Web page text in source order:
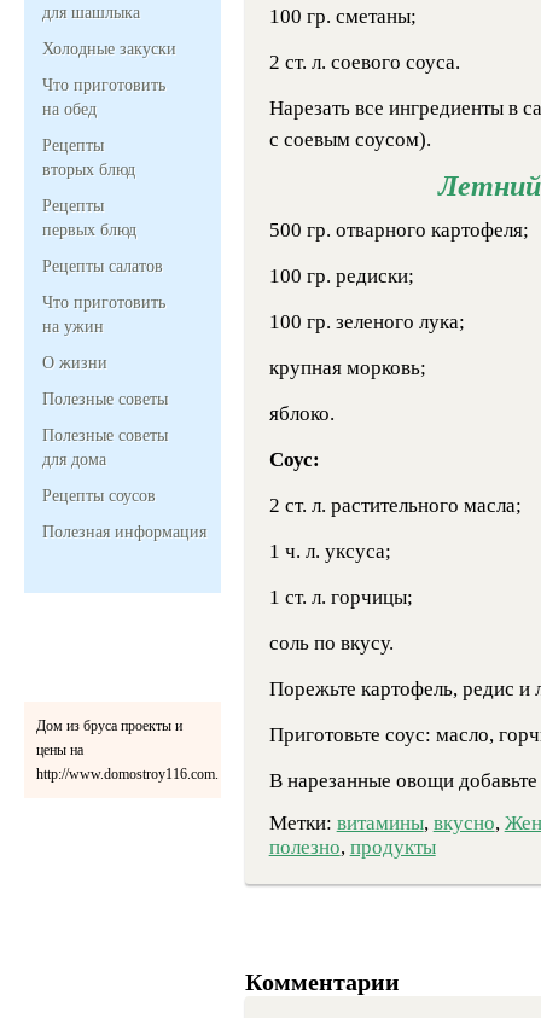
для шашлыка
Холодные закуски
Что приготовить
на обед
Рецепты
вторых блюд
Рецепты
первых блюд
Рецепты салатов
Что приготовить
на ужин
О жизни
Полезные советы
Полезные советы
для дома
Рецепты соусов
Полезная информация
Дом из бруса проекты и
цены на
http://www.domostroy116.com.
100 гр. сметаны;
2 ст. л. соевого соуса.
Нарезать все ингредиенты в
с соевым соусом).
500 гр. отварного картофеля;
100 гр. редиски;
100 гр. зеленого лука;
крупная морковь;
яблоко.
Соус:
2 ст. л. растительного масла;
1 ч. л. уксуса;
1 ст. л. горчицы;
соль по вкусу.
Порежьте картофель, редис и
Приготовьте соус: масло,
В нарезанные овощи добавьте
Метки: витамины, вкусно,
полезно, продукты
Комментарии